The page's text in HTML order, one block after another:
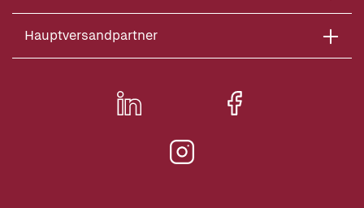
Hauptversandpartner